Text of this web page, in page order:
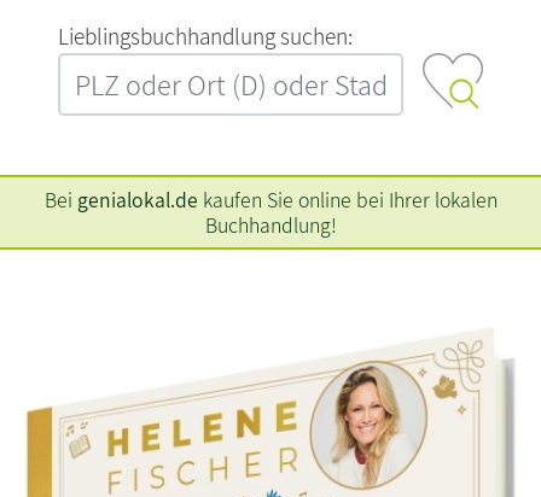
L‍i‍e‍b‍l‍i‍n‍g‍s‍b‍u‍c‍h‍h‍a‍n‍d‍l‍u‍n‍g‍ ‍s‍u‍c‍h‍e‍n‍:‍
Bei genialokal.de kaufen Sie online bei Ihrer lokalen
Buchhandlung!